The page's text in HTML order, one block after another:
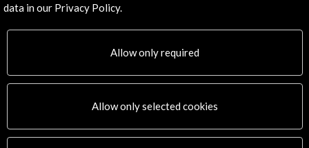
ALERTAS
Contact
info@accioncultural.es
+34 91 700 4000
José Abascal, 4 - 4º
data in our Privacy Policy.
Allow only required
Allow only selected cookies